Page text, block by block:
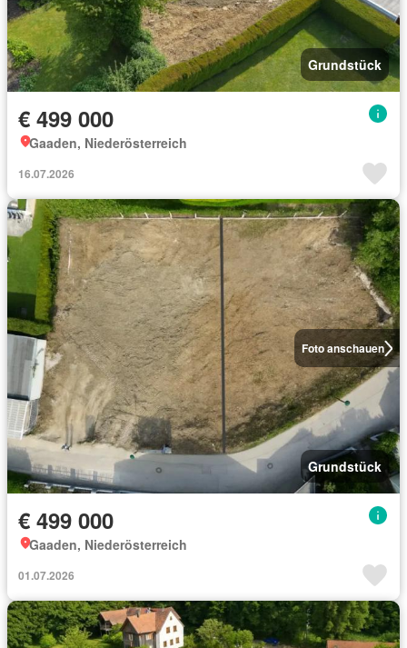
Grundstück
€ 499 000
Gaaden, Niederösterreich
16.07.2026
Foto anschauen
Grundstück
€ 499 000
Gaaden, Niederösterreich
01.07.2026